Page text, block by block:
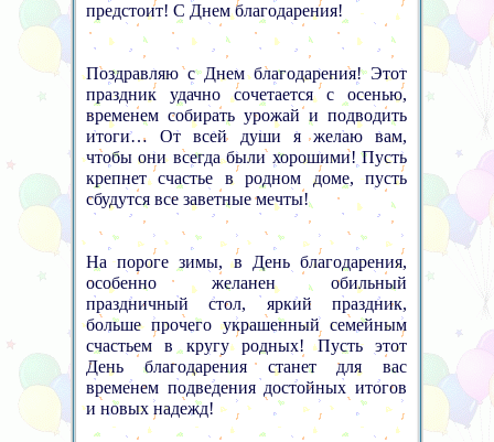
предстоит! С Днем благодарения!
Поздравляю с Днем благодарения! Этот
праздник удачно сочетается с осенью,
временем собирать урожай и подводить
итоги… От всей души я желаю вам,
чтобы они всегда были хорошими! Пусть
крепнет счастье в родном доме, пусть
сбудутся все заветные мечты!
На пороге зимы, в День благодарения,
особенно желанен обильный
праздничный стол, яркий праздник,
больше прочего украшенный семейным
счастьем в кругу родных! Пусть этот
День благодарения станет для вас
временем подведения достойных итогов
и новых надежд!